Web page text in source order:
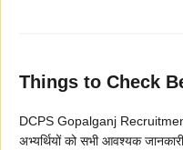
Things to Check
DCPS Gopalganj
अभ्यर्थियों को सभी आवश्यक